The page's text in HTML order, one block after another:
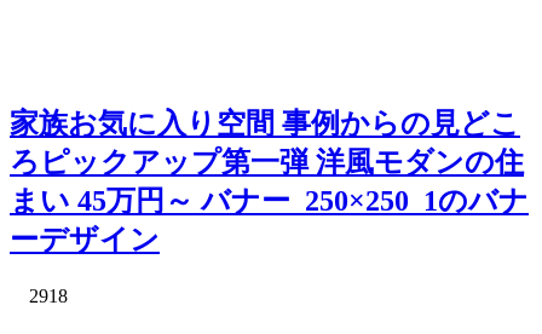
家族お気に入り空間 事例からの見どこ
ろピックアップ第一弾 洋風モダンの住
まい 45万円～ バナー_250×250_1のバナ
ーデザイン
2918